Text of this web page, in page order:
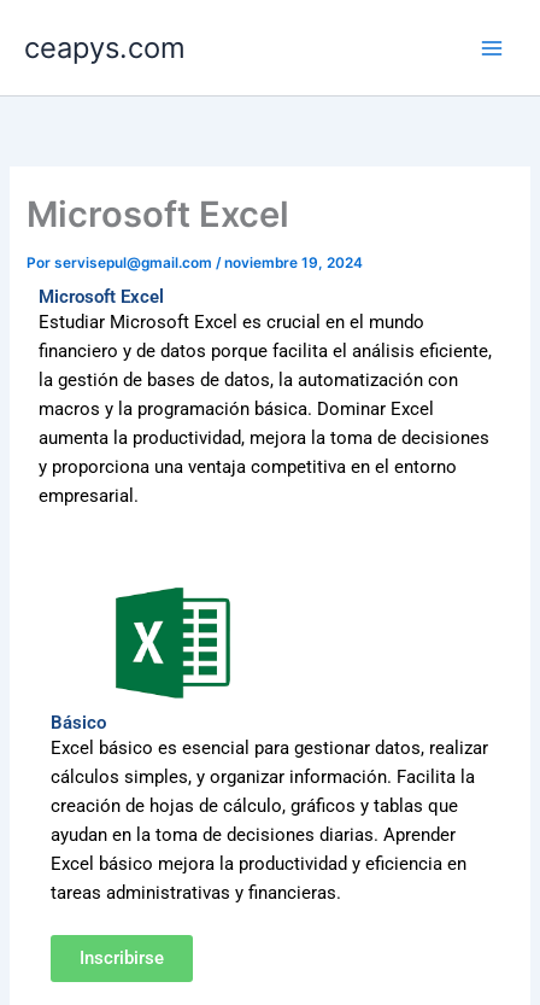
contenido
ceapys.com
Microsoft Excel
Porservisepul@gmail.com/noviembre 19, 2024
Microsoft Excel
Estudiar Microsoft Excel es crucial en el mundo
financiero y de datos porque facilita el análisis eficiente,
la gestión de bases de datos, la automatización con
macros y la programación básica. Dominar Excel
aumenta la productividad, mejora la toma de decisiones
y proporciona una ventaja competitiva en el entorno
empresarial.
Básico
Excel básico es esencial para gestionar datos, realizar
cálculos simples, y organizar información. Facilita la
creación de hojas de cálculo, gráficos y tablas que
ayudan en la toma de decisiones diarias. Aprender
Excel básico mejora la productividad y eficiencia en
tareas administrativas y financieras.
Inscribirse